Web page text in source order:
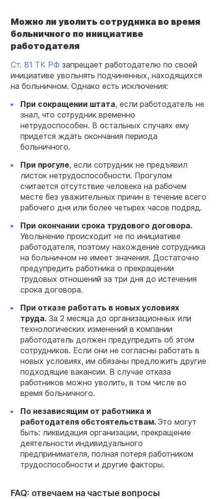
Можно ли уволить сотрудника во время
больничного по инициативе
работодателя
Ст. 81 ТК РФ запрещает работодателю по своей
инициативе увольнять подчиненных, находящихся
на больничном. Однако есть исключения:
При сокращении штата, если работодатель не
знал, что сотрудник временно
нетрудоспособен. В остальных случаях ему
придется ждать окончания периода
больничного.
При прогуле, если сотрудник не предъявил
листок нетрудоспособности. Прогулом
считается отсутствие человека на рабочем
месте без уважительных причин в течение всего
рабочего дня или более четырех часов подряд.
При окончании срока трудового договора.
Увольнение происходит не по инициативе
работодателя, поэтому нахождение сотрудника
на больничном не имеет значения. Достаточно
предупредить работника о прекращении
трудовых отношений за три дня до истечения
срока договора.
При отказе работать в новых условиях
труда. За 2 месяца до организационных или
технологических изменений в компании
работодатель должен предупредить об этом
сотрудников. Если они не согласны работать в
новых условиях, им обязаны предложить другие
подходящие вакансии. В случае отказа
работников можно уволить, в том числе во
время больничного.
По независящим от работника и
работодателя обстоятельствам. Это могут
быть: ликвидация организации, прекращение
деятельности индивидуального
предпринимателя, полная потеря работником
трудоспособности и другие факторы.
FAQ: отвечаем на частые вопросы